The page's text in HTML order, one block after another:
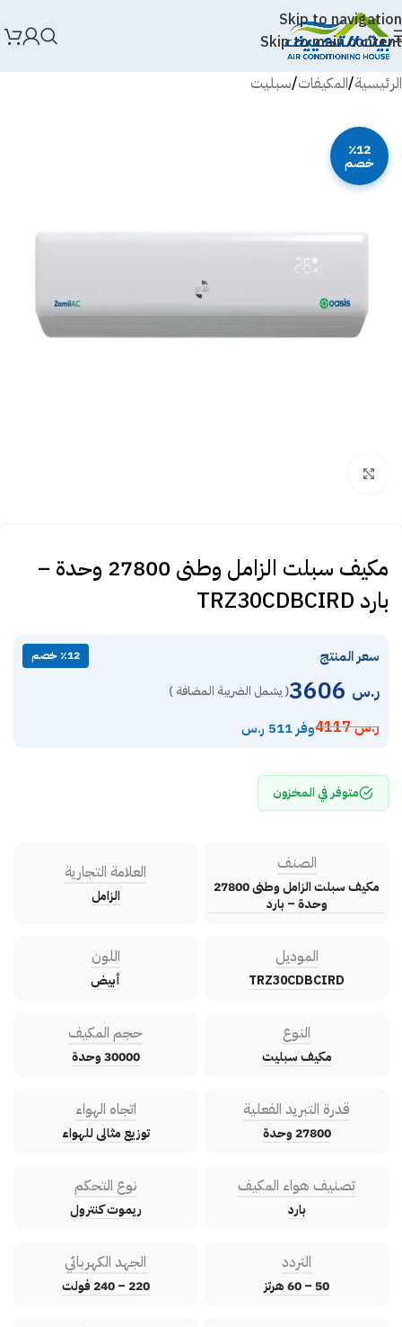
Skip to navigation
Skip to main content
الرئيسية/المكيفات/سبليت
٪12
خصم
مكيف سبلت الزامل وطنى 27800 وحدة –
بارد TRZ30CDBCIRD
سعر المنتج ٪12 خصم
ر.س ( يشمل الضريبة المضافة )
ر.س4117 وفر 511 ر.س
متوفر في المخزون
الصنف
مكيف سبلت الزامل وطنى 27800
وحدة – بارد
العلامة التجارية
الزامل
الموديل
TRZ30CDBCIRD
اللون
أبيض
النوع
مكيف سبليت
حجم المكيف
30000 وحدة
قدرة التبريد الفعلية
27800 وحدة
اتجاه الهواء
توزيع مثالى للهواء
تصنيف هواء المكيف
بارد
نوع التحكم
ريموت كنترول
التردد
50 – 60 هرتز
الجهد الكهربائي
220 – 240 فولت